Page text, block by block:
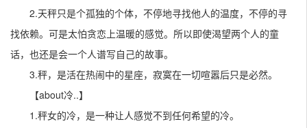
2.天秤只是个孤独的个体，不停地寻找他人的温度，不停的寻
找依赖。可是太怕贪恋上温暖的感觉。所以即使渴望两个人的童
话，也还是会一个人谱写自己的故事。
3.秤，是活在热闹中的星座，寂寞在一切喧嚣后只是必然。
【about冷..】
1.秤女的冷，是一种让人感觉不到任何希望的冷。